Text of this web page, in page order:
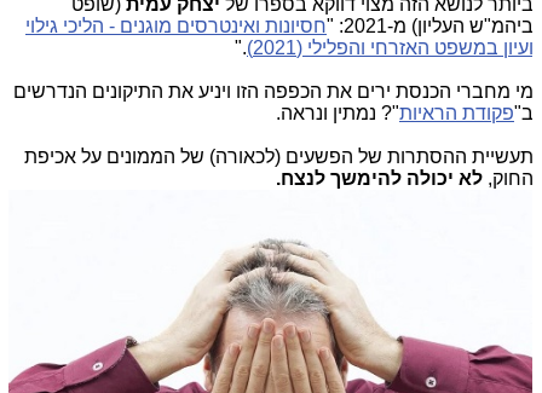
ביהמ"ש העליון) מ-2021: "
חסיונות ואינטרסים מוגנים - הליכי גילוי
ועיון במשפט האזרחי והפלילי (2021)
."
מי מחברי הכנסת ירים את הכפפה הזו ויניע את התיקונים הנדרשים
ב"פקודת הראיות"? נמתין ונראה.
תעשיית ההסתרות של הפשעים (לכאורה) של הממונים על אכיפת
החוק,לא יכולה להימשך לנצח.